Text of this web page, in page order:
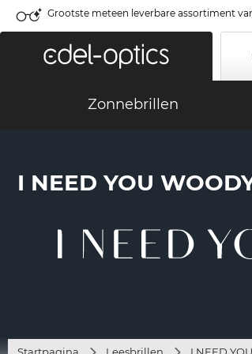
Grootste meteen leverbare assortiment
Zonnebrillen
I NEED YOU